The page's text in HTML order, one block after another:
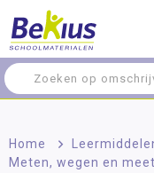
Home >
Meten, wegen en